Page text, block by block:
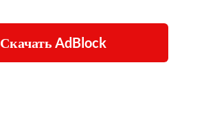
Скачать AdBlock